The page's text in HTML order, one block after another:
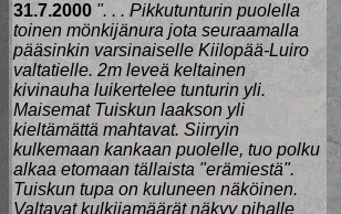
31.7.2000 ". . . Pikkutunturin puolella
toinen mönkijänura jota seuraamalla
pääsinkin varsinaiselle Kiilopää-Luiro
valtatielle. 2m leveä keltainen
kivinauha luikertelee tunturin yli.
Maisemat Tuiskun laakson yli
kieltämättä mahtavat. Siirryin
kulkemaan kankaan puolelle, tuo polku
alkaa etomaan tällaista "erämiestä".
Tuiskun tupa on kuluneen näköinen.
Valtavat kulkijamäärät näkyy pihalle